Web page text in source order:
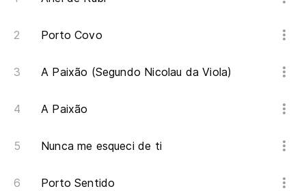
Porto Covo
A Paixão (Segundo Nicolau da Viola)
A Paixão
Nunca me esqueci de ti
Porto Sentido